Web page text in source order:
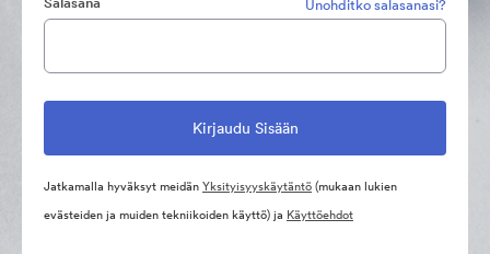
Unohditko salasanasi?
Jatkamalla hyväksyt meidänYksityisyyskäytäntö(mukaan lukien
evästeiden ja muiden tekniikoiden käyttö) ja Käyttöehdot